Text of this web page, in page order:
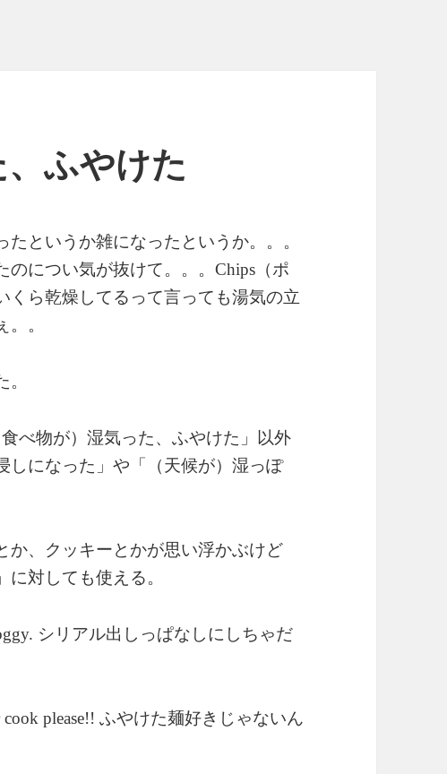
ふやけた
というか雑になったというか。。。
のについ気が抜けて。。。Chips （ポ
ら乾燥してるって言っても湯気の立
。
べ物が）湿気った、ふやけた」以外
しになった」や「（天候が）湿っぽ
か、クッキーとかが思い浮かぶけど
対しても使える。
シリアル出しっぱなしにしちゃだ
cook please!!ふやけた麺好きじゃないん